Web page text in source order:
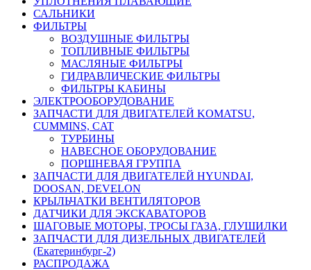
САЛЬНИКИ
ФИЛЬТРЫ
ВОЗДУШНЫЕ ФИЛЬТРЫ
ТОПЛИВНЫЕ ФИЛЬТРЫ
МАСЛЯНЫЕ ФИЛЬТРЫ
ГИДРАВЛИЧЕСКИЕ ФИЛЬТРЫ
ФИЛЬТРЫ КАБИНЫ
ЭЛЕКТРООБОРУДОВАНИЕ
ЗАПЧАСТИ ДЛЯ ДВИГАТЕЛЕЙ KOMATSU,
CUMMINS, CAT
ТУРБИНЫ
НАВЕСНОЕ ОБОРУДОВАНИЕ
ПОРШНЕВАЯ ГРУППА
ЗАПЧАСТИ ДЛЯ ДВИГАТЕЛЕЙ HYUNDAI,
DOOSAN, DEVELON
КРЫЛЬЧАТКИ ВЕНТИЛЯТОРОВ
ДАТЧИКИ ДЛЯ ЭКСКАВАТОРОВ
ШАГОВЫЕ МОТОРЫ, ТРОСЫ ГАЗА, ГЛУШИЛКИ
ЗАПЧАСТИ ДЛЯ ДИЗЕЛЬНЫХ ДВИГАТЕЛЕЙ
(Екатеринбург-2)
РАСПРОДАЖА